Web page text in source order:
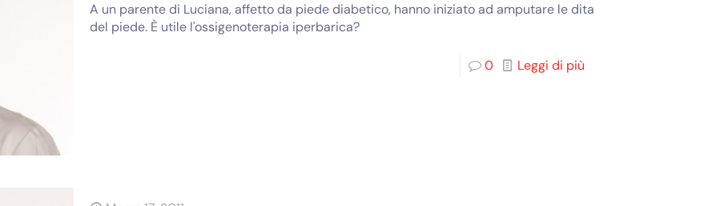
A un parente di Luciana, affetto da piede diabetico, hanno iniziato ad amputare le dita
del piede. È utile l'ossigenoterapia iperbarica?
0 Leggi di più